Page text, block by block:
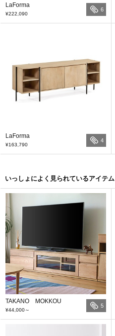
LaForma
¥222,090
6
LaForma
¥163,790
4
いっしょによく見られているアイテム
TAKANO MOKKOU
¥44,000～
5